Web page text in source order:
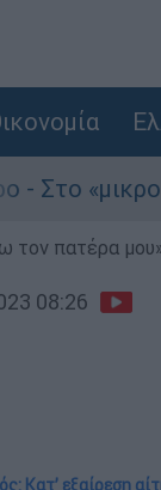
ο
τον πατέρα
08:26
Κατ’ εξαίρεση